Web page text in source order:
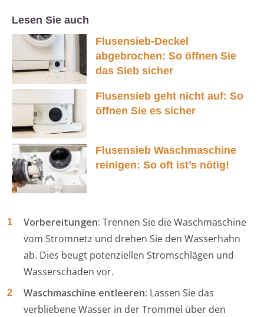
Lesen Sie auch
Flusensieb-Deckel
abgebrochen: So öffnen Sie
das Sieb sicher
Flusensieb geht nicht auf: So
öffnen Sie es sicher
Flusensieb Waschmaschine
reinigen: So oft ist’s nötig!
Vorbereitungen: Trennen Sie die Waschmaschine
vom Stromnetz und drehen Sie den Wasserhahn
ab. Dies beugt potenziellen Stromschlägen und
Wasserschäden vor.
Waschmaschine entleeren: Lassen Sie das
verbliebene Wasser in der Trommel über den